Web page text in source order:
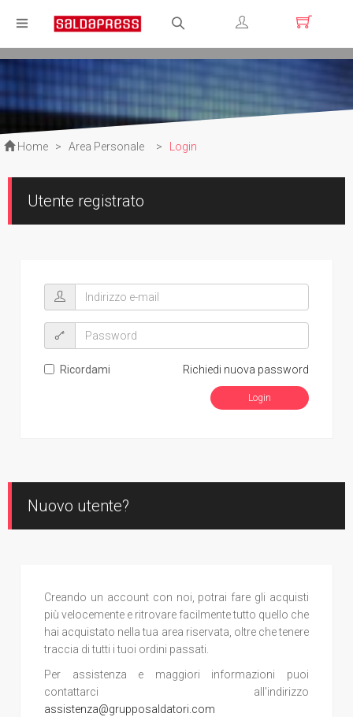
Registrati
Home > Area Personale > Login
Utente registrato
Richiedi nuova password
Ricordami
Nuovo utente?
Creando un account con noi, potrai fare gli acquisti
più velocemente e ritrovare facilmente tutto quello che
hai acquistato nella tua area riservata, oltre che tenere
traccia di tutti i tuoi ordini passati.
Per assistenza e maggiori informazioni puoi
contattarci all'indirizzo
assistenza@grupposaldatori.com